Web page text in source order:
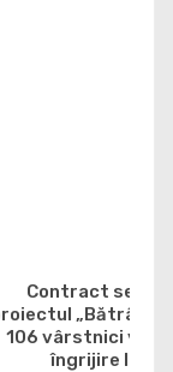
Contract
„Bătrân,
106 vârstnici vor
îngrijire la